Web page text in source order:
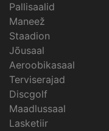
Pallisaalid
Maneež
Staadion
Jõusaal
Aeroobikasaal
Terviserajad
Discgolf
Maadlussaal
Lasketiir